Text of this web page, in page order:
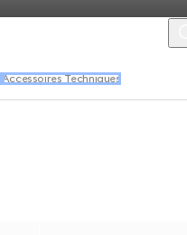
Accessoires Techniques